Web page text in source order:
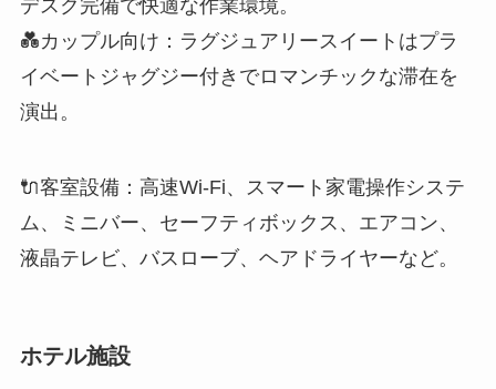
💑カップル向け：ラグジュアリースイートはプラ
イベートジャグジー付きでロマンチックな滞在を
演出。
ム、ミニバー、セーフティボックス、エアコン、
液晶テレビ、バスローブ、ヘアドライヤーなど。